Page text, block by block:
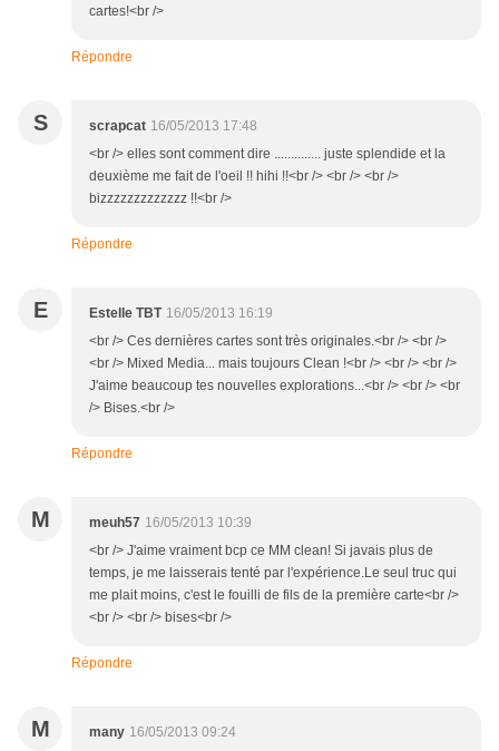
cartes!<br />
Répondre
S scrapcat 16/05/2013 17:48
<br /> elles sont comment dire .............. juste splendide et la
deuxième me fait de l'oeil !! hihi !!<br /> <br /> <br />
bizzzzzzzzzzzzz !!<br />
Répondre
E Estelle TBT 16/05/2013 16:19
<br /> Ces dernières cartes sont très originales.<br /> <br />
<br /> Mixed Media... mais toujours Clean !<br /> <br /> <br />
J'aime beaucoup tes nouvelles explorations...<br /> <br /> <br
/> Bises.<br />
Répondre
M meuh57 16/05/2013 10:39
<br /> J'aime vraiment bcp ce MM clean! Si javais plus de
temps, je me laisserais tenté par l'expérience.Le seul truc qui
me plait moins, c'est le fouilli de fils de la première carte<br />
<br /> <br /> bises<br />
Répondre
M many 16/05/2013 09:24